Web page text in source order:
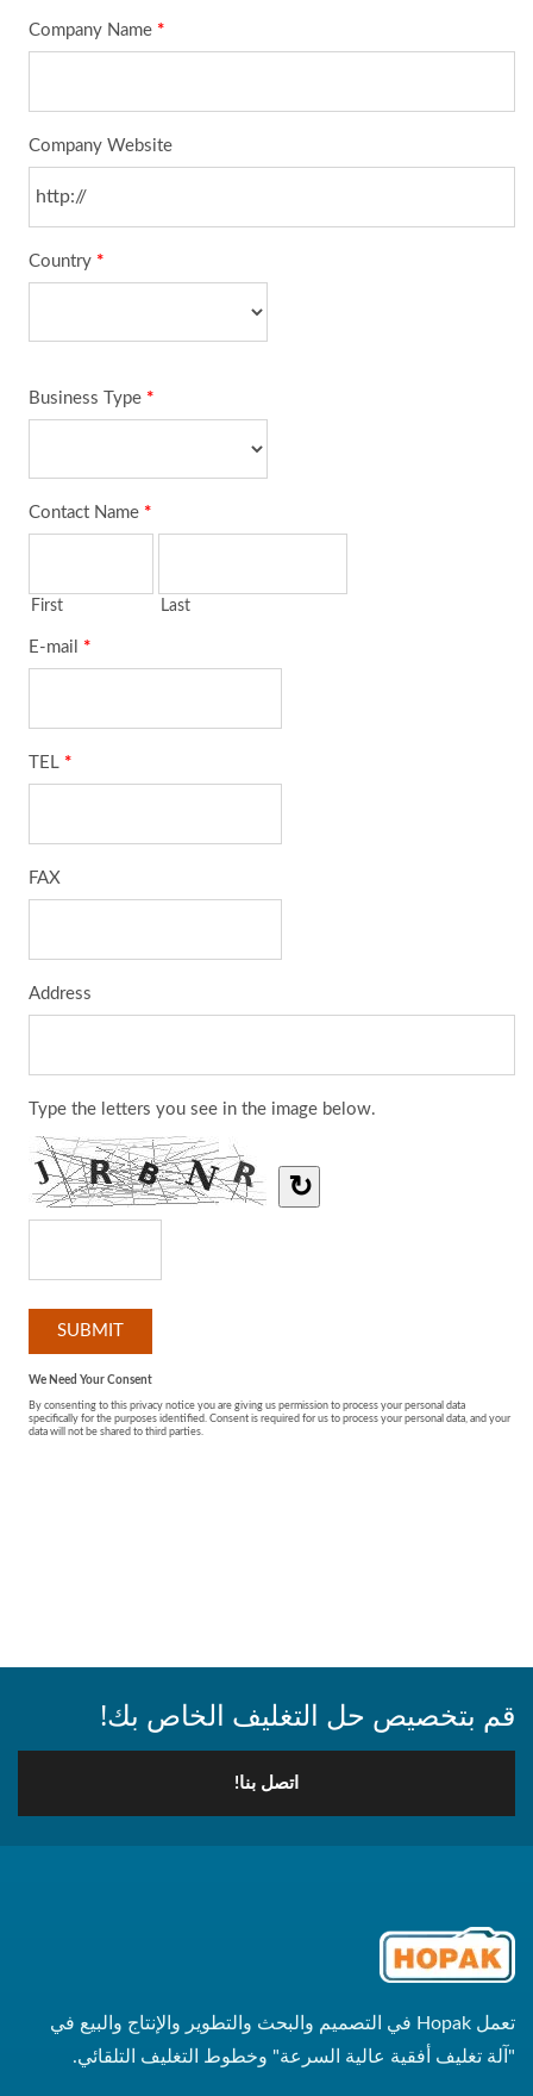
قم بتخصيص حل التغليف الخاص بك!
اتصل بنا!
تعمل Hopak في التصميم والبحث والتطوير والإنتاج والبيع في
"آلة تغليف أفقية عالية السرعة" وخطوط التغليف التلقائي.